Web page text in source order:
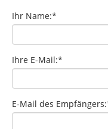
Ihr Name:*
Ihre E-Mail:*
E-Mail des Empfängers: